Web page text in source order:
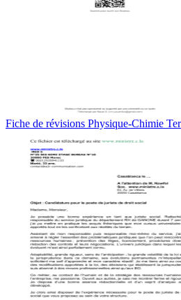
Fiche de révisions Physique-Chimie